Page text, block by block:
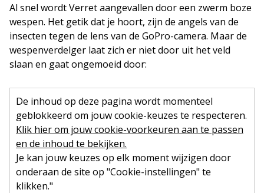
Al snel wordt Verret aangevallen door een zwerm boze
wespen. Het getik dat je hoort, zijn de angels van de
insecten tegen de lens van de GoPro-camera. Maar de
wespenverdelger laat zich er niet door uit het veld
slaan en gaat ongemoeid door:
De inhoud op deze pagina wordt momenteel
geblokkeerd om jouw cookie-keuzes te respecteren.
Klik hier om jouw cookie-voorkeuren aan te passen
en de inhoud te bekijken.
Je kan jouw keuzes op elk moment wijzigen door
onderaan de site op "Cookie-instellingen" te
klikken."